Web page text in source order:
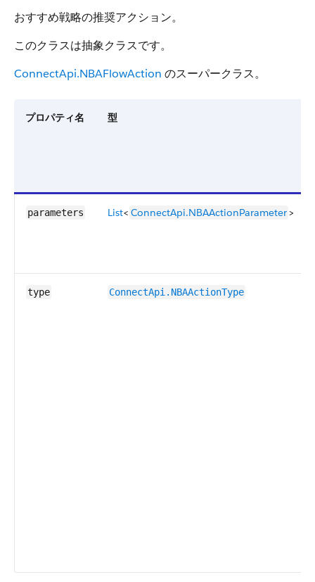
おすすめ戦略の推奨アクション。
このクラスは抽象クラスです。
ConnectApi.NBAFlowAction のスーパークラス。
プロパティ名 型
parameters List< ConnectApi.NBAActionParameter>
type ConnectApi.​NBAActionType